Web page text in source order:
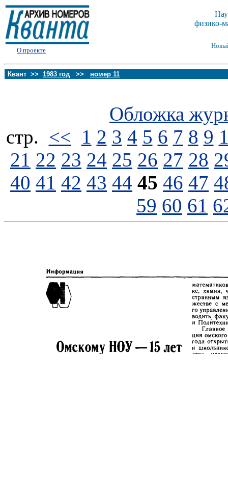
О проекте
физико-
Квант >> 1983 год >> номер 11
Обложка
стp. << 1 2 3 4 5 6 7 8 9
21 22 23 24 25 26 27 28
40 41 42 43 44 45 46 47
59 60 61